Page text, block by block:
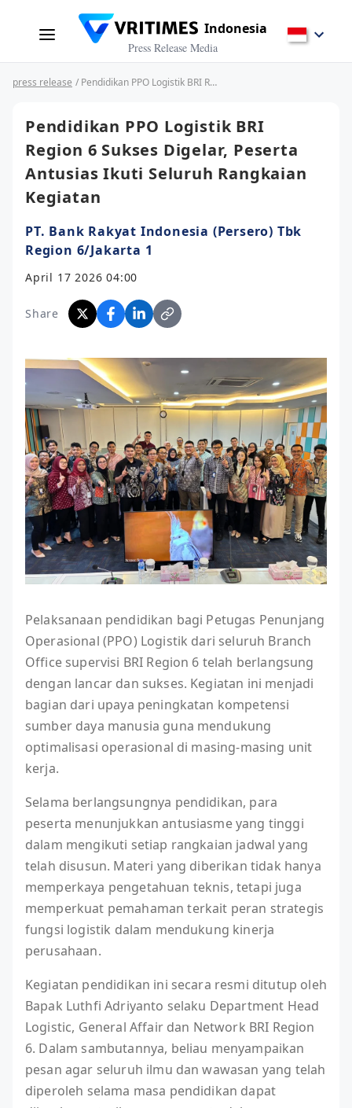
Indonesia
Press Release Media
press release / Pendidikan PPO Logistik BRI Region 6 Sukses Digelar, Peserta Antusias Ikuti Seluruh Rangkaian Kegiatan
Pendidikan PPO Logistik BRI
Region 6 Sukses Digelar, Peserta
Antusias Ikuti Seluruh Rangkaian
Kegiatan
PT. Bank Rakyat Indonesia (Persero) Tbk
Region 6/Jakarta 1
April 17 2026 04:00
Share
Pelaksanaan pendidikan bagi Petugas Penunjang
Operasional (PPO) Logistik dari seluruh Branch
Office supervisi BRI Region 6 telah berlangsung
dengan lancar dan sukses. Kegiatan ini menjadi
bagian dari upaya peningkatan kompetensi
sumber daya manusia guna mendukung
optimalisasi operasional di masing-masing unit
kerja.
Selama berlangsungnya pendidikan, para
peserta menunjukkan antusiasme yang tinggi
dalam mengikuti setiap rangkaian jadwal yang
telah disusun. Materi yang diberikan tidak hanya
memperkaya pengetahuan teknis, tetapi juga
memperkuat pemahaman terkait peran strategis
fungsi logistik dalam mendukung kinerja
perusahaan.
Kegiatan pendidikan ini secara resmi ditutup oleh
Bapak Luthfi Adriyanto selaku Department Head
Logistic, General Affair dan Network BRI Region
6. Dalam sambutannya, beliau menyampaikan
pesan agar seluruh ilmu dan wawasan yang telah
diperoleh selama masa pendidikan dapat